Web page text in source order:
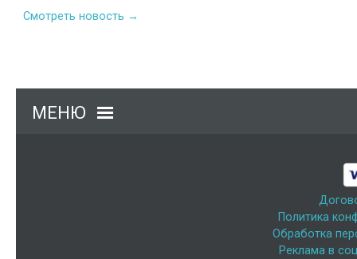
Смотреть новость →
МЕНЮ
Политика
Обработка
Реклама в